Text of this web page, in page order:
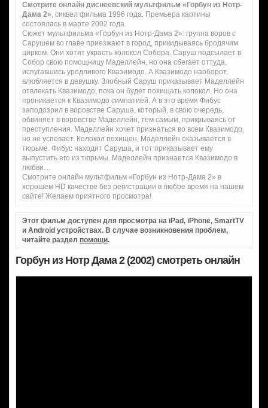
Смотрите онлайн диснеевский мультфильм «Горбун из Нотр-
Дама 2», сиквел фильма 1996 года. Премьера картины
состоялась в марте 2002 года.
Сюжет мультфильма «Горбун из Нотр-Дама 2»: группа воров с
Сарушем во главе приезжают в город, прикидываясь бродячим
цирком. Они хотят украсть колокол Собора. Саруш подсылает в
Собор свою помощницу Маделлейн, но она сбегает оттуда,
испугавшись уродливого Квазимодо. А Квазимодо наоборот,
влюбляется в девушку. Злобный Саруш приказывает Маделлейн
отвлекать Квазимодо, пока он будет похищать колокол. Но она
проникается к Квазимодо симпатией. А в это время Фибус
заподозрил в воровстве Саруша, который, в свою очередь,
обвиняет в воровстве Маделлейн, тем самым, прикрываясь от
преступления. Маделлейн хочет признаться во всем Квазимодо,
но не успевает. Колокол похищен, Маделлейн оказывается в
тюрьме. Фибус находит Саруша, и тот приказывает ему
выпустить его из тюрьмы. Маделлейн признается Квазимодо в
любви…
Смотрите онлайн мультфильм «Горбун из Нотр-Дама 2» в
хорошем HD качестве без регистрации в любое время на нашем
сайте! Желаем приятного просмотра!
Этот фильм доступен для просмотра на iPad, iPhone, SmartTV
и Android устройствах. В случае возникновения проблем,
читайте раздел помощи.
Горбун из Нотр Дама 2 (2002) смотреть онлайн